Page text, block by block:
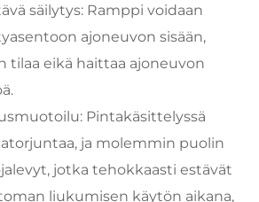
säilytys: Ramppi voidaan
ajoneuvon sisään,
tilaa eikä haittaa ajoneuvon
Pintakäsittelyssä
ja molemmin puolin
jotka tehokkaasti estävät
liukumisen käytön aikana,